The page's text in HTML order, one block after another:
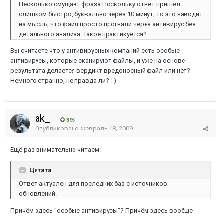
Несколько смущает фраза Поскольку ответ пришел
слишком быстро, буквально через 10 минут, то это наводит
на мысль, что файл просто прогнали через антивирус без
детального анализа. Такое практикуется?
Вы считаете что у антивирусных компаний есть особые
антивирусы, которые сканируют файлы, и уже на основе
результата делается вердикт вредоносный файл или нет?
Немного странно, не правда ли? :-)
ak_ 395
Опубликовано Февраль 18, 2009
Ещё раз внимательно читаем:
Цитата
Ответ актуален для последних баз с источников
обновлений.
Причём здесь "особые антивирусы"? Причём здесь вообще